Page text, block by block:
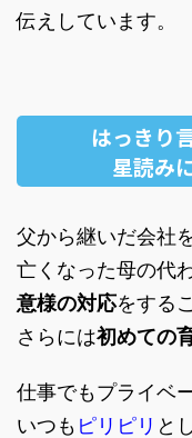
伝えしています。
はっきり
星読み
父から継いだ会社
亡くなった母の代
意様の対応をする
さらには初めての
仕事でもプライベ
いつも ピリピリ と